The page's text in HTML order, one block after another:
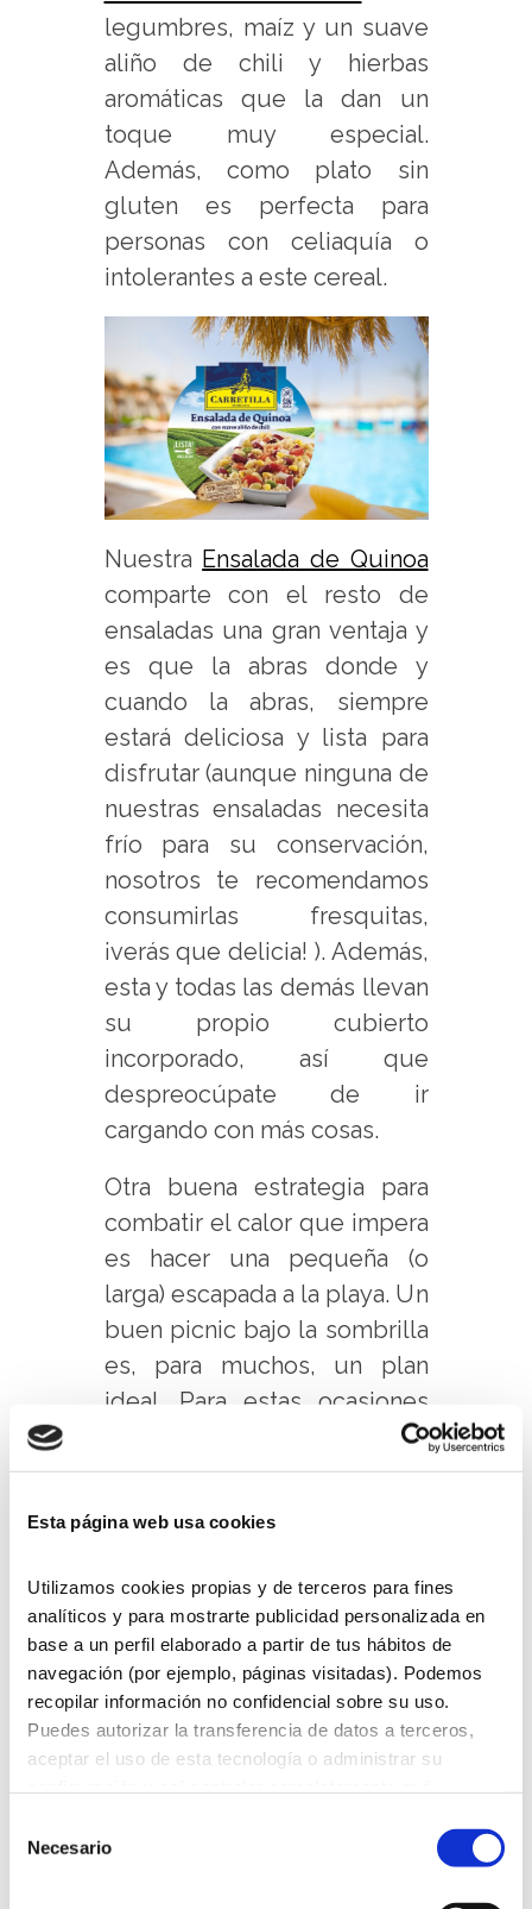
Esta página web usa cookies
Utilizamos cookies propias y de terceros para fines
analíticos y para mostrarte publicidad personalizada en
base a un perfil elaborado a partir de tus hábitos de
navegación (por ejemplo, páginas visitadas). Podemos
recopilar información no confidencial sobre su uso.
Puedes autorizar la transferencia de datos a terceros,
aceptar el uso de esta tecnología o administrar su
información sobre la política de cookies,
pulsa aquí
Para obtener más información sobre nuestras políticas
Necesario
legumbres, maíz y un suave
aliño de chili y hierbas
aromáticas que la dan un
toque muy especial.
Además, como plato sin
gluten es perfecta para
personas con celiaquía o
intolerantes a este cereal.
Nuestra Ensalada de Quinoa
comparte con el resto de
ensaladas una gran ventaja y
es que la abras donde y
cuando la abras, siempre
estará deliciosa y lista para
disfrutar (aunque ninguna de
nuestras ensaladas necesita
frío para su conservación,
nosotros te recomendamos
consumirlas fresquitas,
¡verás que delicia! ). Además,
esta y todas las demás llevan
su propio cubierto
incorporado, así que
despreocúpate de ir
cargando con más cosas.
Otra buena estrategia para
combatir el calor que impera
es hacer una pequeña (o
larga) escapada a la playa. Un
buen picnic bajo la sombrilla
es, para muchos, un plan
ideal. Para estas ocasiones
son perfectas las Ensaladas
de Pasta Carretilla, como
nuestra Ensalada de
ingredientes muy frescos
como atún, maíz, zanahoria,
pimiento, cebolla, aceitunas
y un suave aliño, además por
supuesto de las deliciosas
espirales de pasta.